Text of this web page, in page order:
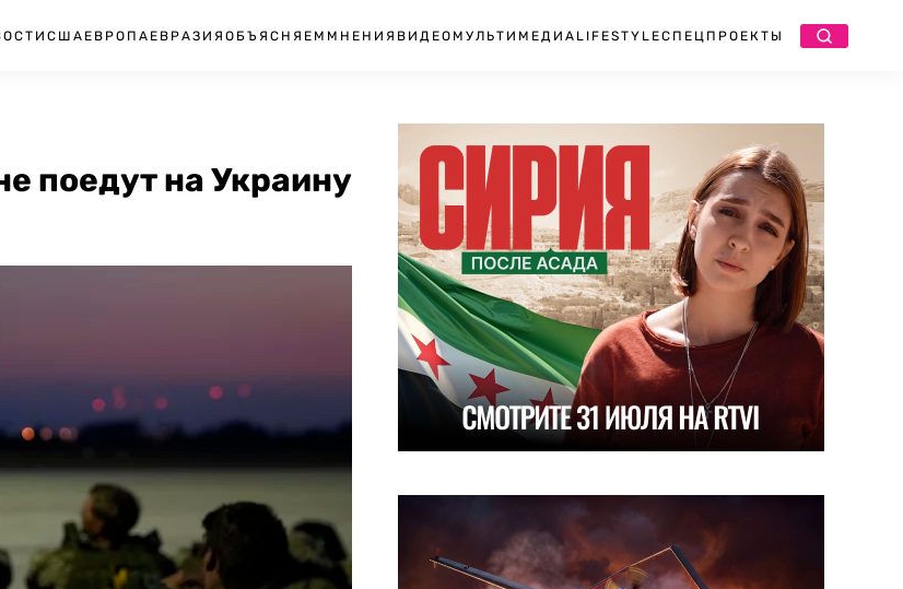
США ЕВРОПА ЕВРАЗИЯ ОБЪЯСНЯЕМ МНЕНИЯ ВИДЕО МУЛЬТИМЕДИА LIFESTYLEСПЕЦПРОЕКТЫ
поедут на Украину